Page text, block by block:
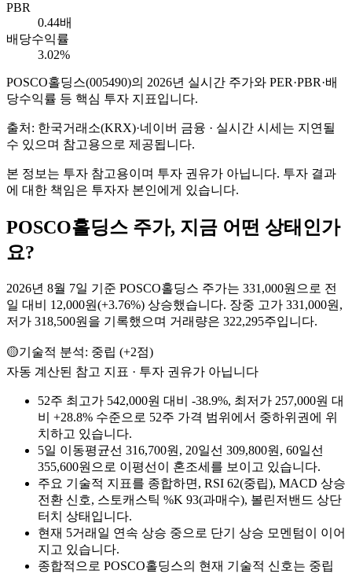
PBR
0.44배
배당수익률
3.02%
POSCO홀딩스(005490)의 2026년 실시간 주가와 PER·PBR·배
당수익률 등 핵심 투자 지표입니다.
출처: 한국거래소(KRX)·네이버 금융 · 실시간 시세는 지연될
수 있으며 참고용으로 제공됩니다.
본 정보는 투자 참고용이며 투자 권유가 아닙니다. 투자 결과
에 대한 책임은 투자자 본인에게 있습니다.
POSCO홀딩스 주가, 지금 어떤 상태인가
요?
2026년 8월 7일 기준 POSCO홀딩스 주가는 331,000원으로 전
일 대비 12,000원(+3.76%) 상승했습니다. 장중 고가 331,000원,
저가 318,500원을 기록했으며 거래량은 322,295주입니다.
🟡기술적 분석: 중립 (+2점)
자동 계산된 참고 지표 · 투자 권유가 아닙니다
52주 최고가 542,000원 대비 -38.9%, 최저가 257,000원 대
비 +28.8% 수준으로 52주 가격 범위에서 중하위권에 위
치하고 있습니다.
5일 이동평균선 316,700원, 20일선 309,800원, 60일선
355,600원으로 이평선이 혼조세를 보이고 있습니다.
주요 기술적 지표를 종합하면, RSI 62(중립), MACD 상승
전환 신호, 스토캐스틱 %K 93(과매수), 볼린저밴드 상단
터치 상태입니다.
현재 5거래일 연속 상승 중으로 단기 상승 모멘텀이 이어
지고 있습니다.
종합적으로 POSCO홀딩스의 현재 기술적 신호는 중립